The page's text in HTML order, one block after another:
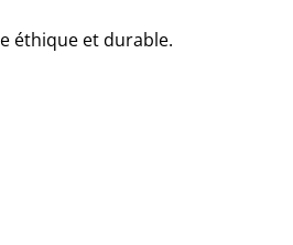
éthique et durable.